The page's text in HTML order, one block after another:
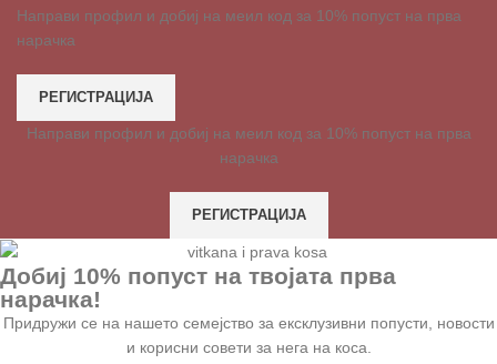
Направи профил и добиј на меил код за 10% попуст на прва
нарачка
РЕГИСТРАЦИЈА
Направи профил и добиј на меил код за 10% попуст на прва
нарачка
РЕГИСТРАЦИЈА
Добиј 10% попуст на твојата прва
нарачка!
Придружи се на нашето семејство за ексклузивни попусти, новости
и корисни совети за нега на коса.